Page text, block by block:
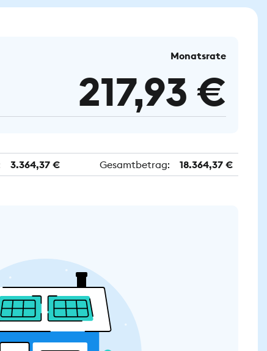
Monatsrate
217,93 €
3.364,37 € Gesamtbetrag: 18.364,37 €